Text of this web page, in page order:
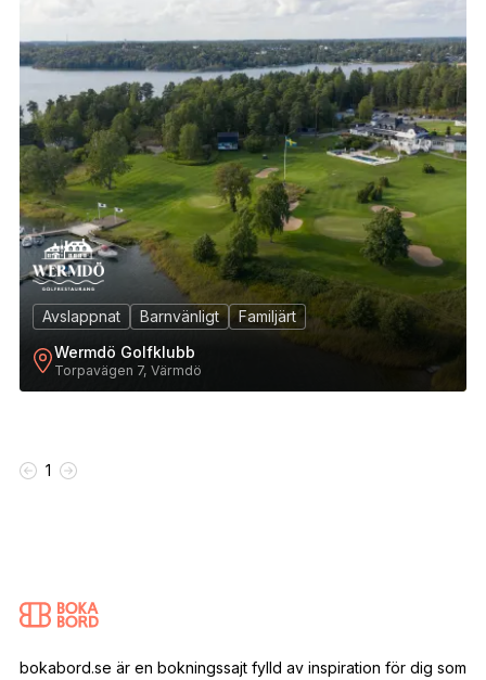
Avslappnat Barnvänligt
Familjärt
Wermdö Golfklubb
Torpavägen 7, Värmdö
1
bokabord.se är en bokningssajt fylld av inspiration för dig som